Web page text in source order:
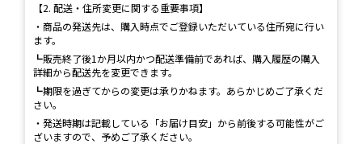
【2. 配送・住所変更に関する重要事項】
・商品の発送先は、購入時点でご登録いただいている住所宛に行い
ます。
┗販売終了後1か月以内かつ配送準備前であれば、購入履歴の購入
詳細から配送先を変更できます。
┗期限を過ぎてからの変更は承りかねます。あらかじめご了承くだ
さい。
・発送時期は記載している「お届け目安」から前後する可能性がご
ざいますので、予めご了承ください。